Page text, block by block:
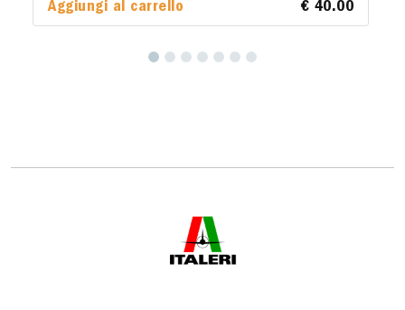
Aggiungi al carrello € 40.00